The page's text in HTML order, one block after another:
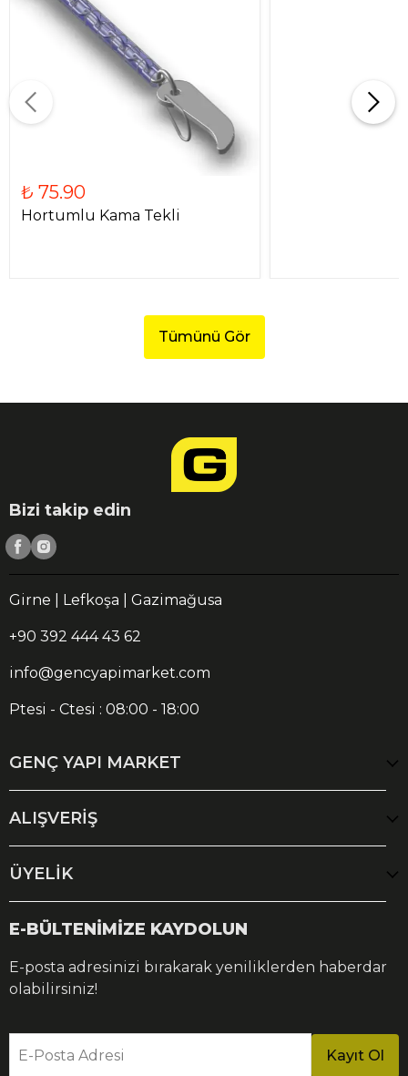
₺ 75.90
Hortumlu Kama Tekli
Tümünü Gör
Bizi takip edin
Girne | Lefkoşa | Gazimağusa
+90 392 444 43 62
info@gencyapimarket.com
Ptesi - Ctesi : 08:00 - 18:00
GENÇ YAPI MARKET
ALIŞVERİŞ
ÜYELİK
E-BÜLTENİMİZE KAYDOLUN
E-posta adresinizi bırakarak yeniliklerden haberdar
olabilirsiniz!
E-Posta Adresi Kayıt Ol